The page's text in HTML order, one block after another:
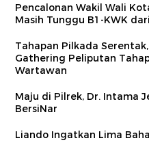
Pencalonan Wakil Wali
Masih Tunggu B1-KWK
Tahapan Pilkada
Gathering Peliputan
Wartawan
Maju di Pilrek, Dr. Intama
BersiNar
Liando Ingatkan Lima